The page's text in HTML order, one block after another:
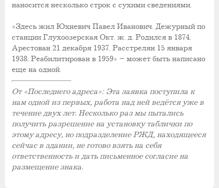
наносится несколько строк с сухими сведениями.
«Здесь жил Юхневич Павел Иванович. Дежурный по
станции Глухоозерская Окт. ж. д. Родился в 1874.
Арестован 21 декабря 1937. Расстрелян 15 января
1938. Реабилитирован в 1959» – может быть написано
еще на одной.
От «Последнего адреса»: Эта заявка поступила к
нам одной из первых, работа над ней ведётся уже в
течение двух лет. Несколько раз мы пытались
получить разрешение на установку таблички по
этому адресу, но подразделение РЖД, находящееся
сейчас в здании, не готово взять на себя
ответственность и дать письменное согласие на
размещение знака.